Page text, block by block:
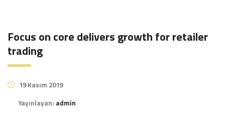
Focus on core delivers growth for retailer
trading
19 Kasım 2019
Yayınlayan: admin